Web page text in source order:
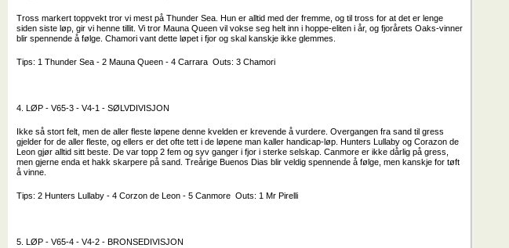
Tross markert toppvekt tror vi mest på Thunder Sea. Hun er alltid med der fremme, og til tross for at det er lenge
siden siste løp, gir vi henne tillit. Vi tror Mauna Queen vil vokse seg helt inn i hoppe-eliten i år, og fjorårets Oaks-vinner
blir spennende å følge. Chamori vant dette løpet i fjor og skal kanskje ikke glemmes.
Tips: 1 Thunder Sea - 2 Mauna Queen - 4 Carrara Outs: 3 Chamori
4. LØP - V65-3 - V4-1 - SØLVDIVISJON
Ikke så stort felt, men de aller fleste løpene denne kvelden er krevende å vurdere. Overgangen fra sand til gress
gjelder for de aller fleste, og ellers er det ofte tett i de løpene man kaller handicap-løp. Hunters Lullaby og Corazon de
Leon gjør alltid sitt beste. De var topp 2 fem og syv ganger i fjor i sterke selskap. Canmore er ikke dårlig på gress,
men gjerne enda et hakk skarpere på sand. Treårige Buenos Dias blir veldig spennende å følge, men kanskje for tøft
å vinne.
Tips: 2 Hunters Lullaby - 4 Corzon de Leon - 5 Canmore Outs: 1 Mr Pirelli
5. LØP - V65-4 - V4-2 - BRONSEDIVISJON